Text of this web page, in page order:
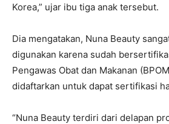
Korea,” ujar ibu tiga anak tersebut.
Dia mengatakan, Nuna Beauty
digunakan karena sudah
Pengawas Obat dan Makanan
didaftarkan untuk dapat sertifikasi
“Nuna Beauty terdiri dari delapan